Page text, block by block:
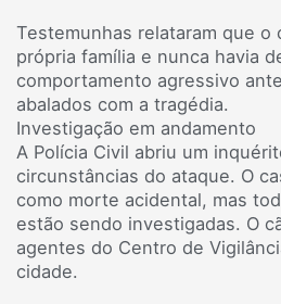
Testemunhas relataram que o
própria família e nunca havia
comportamento agressivo
abalados com a tragédia.
Investigação em andamento
A Polícia Civil abriu um
circunstâncias do ataque. O
como morte acidental, mas
estão sendo investigadas. O
agentes do Centro de
cidade.